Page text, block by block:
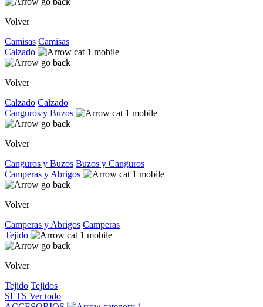
Volver
Camisas Camisas
Calzado
Volver
Calzado Calzado
Canguros y Buzos
Volver
Canguros y Buzos Buzos y Canguros
Camperas y Abrigos
Volver
Camperas y Abrigos Camperas
Tejido
Volver
Tejido Tejidos
SETS Ver todo